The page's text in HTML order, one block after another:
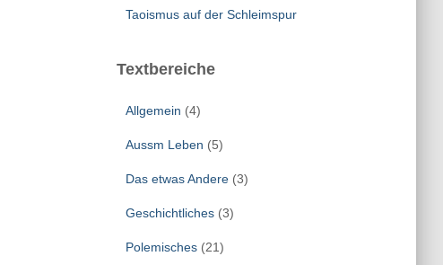
Taoismus auf der Schleimspur
Textbereiche
Allgemein (4)
Aussm Leben (5)
Das etwas Andere(3)
Geschichtliches(3)
Polemisches(21)